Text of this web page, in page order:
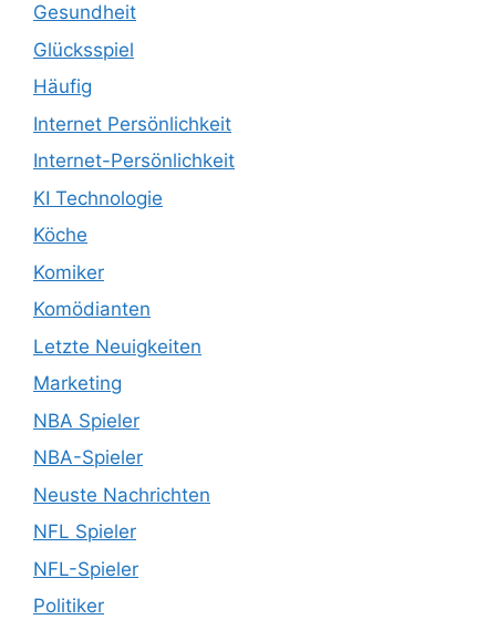
Gesundheit
Glücksspiel
Häufig
Internet Persönlichkeit
Internet-Persönlichkeit
KI Technologie
Köche
Komiker
Komödianten
Letzte Neuigkeiten
Marketing
NBA Spieler
NBA-Spieler
Neuste Nachrichten
NFL Spieler
NFL-Spieler
Politiker